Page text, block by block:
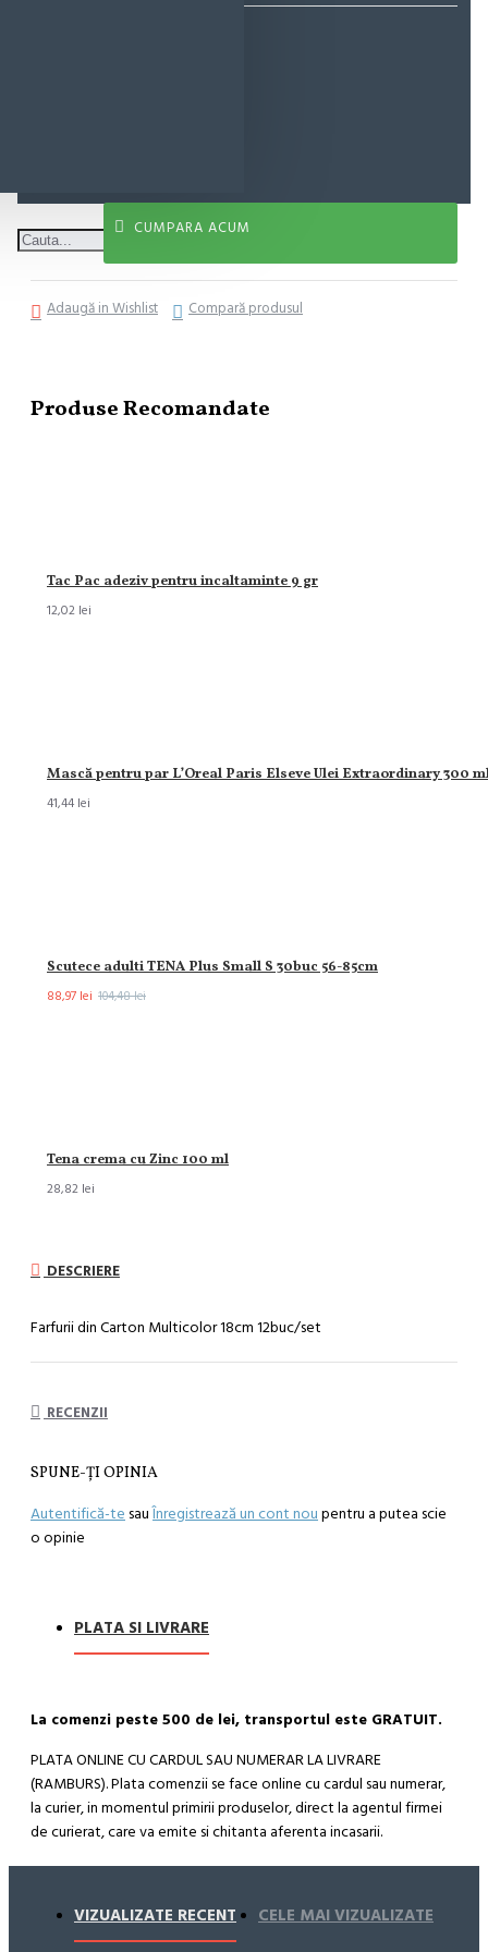
CUMPARA ACUM
Adaugă in Wishlist Compară produsul
Produse Recomandate
Tac Pac adeziv pentru incaltaminte 9 gr
12,02 lei
Mască pentru par L’Oreal Paris Elseve Ulei Extraordinary 300
41,44 lei
Scutece adulti TENA Plus Small S 30buc 56-85cm
88,97 lei 104,48 lei
Tena crema cu Zinc 100 ml
28,82 lei
DESCRIERE
Farfurii din Carton Multicolor 18cm 12buc/set
RECENZII
SPUNE-ŢI OPINIA
Autentifică-te sauÎnregistrează un cont nou pentru a putea scie
o opinie
PLATA SI LIVRARE
La comenzi peste 500 de lei, transportul este GRATUIT.
PLATA ONLINE CU CARDUL SAU NUMERAR LA LIVRARE
(RAMBURS). Plata comenzii se face online cu cardul sau numerar,
la curier, in momentul primirii produselor, direct la agentul firmei
de curierat, care va emite si chitanta aferenta incasarii.
Cum se face livrarea produselor:
Livrarea comenzii la adresa indicata de dvs. si este asigurata de
compania de curierat, care va livreaza comanda în decursul a 24-
VIZUALIZATE RECENT CELE MAI VIZUALIZATE